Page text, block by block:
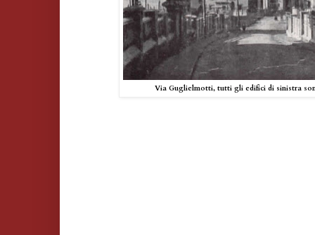
Via Guglielmotti, tutti gli edifici di sinistra